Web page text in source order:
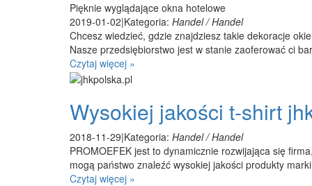
Pięknie wyglądające okna hotelowe
2019-01-02|Kategoria: Handel / Handel
Chcesz wiedzieć, gdzie znajdziesz takie dekoracje
Nasze przedsiębiorstwo jest w stanie zaoferować ci
Czytaj więcej »
Wysokiej jakości t-shirt
2018-11-29|Kategoria: Handel / Handel
PROMOEFEK jest to dynamicznie rozwijająca się
mogą państwo znaleźć wysokiej jakości produkty
Czytaj więcej »